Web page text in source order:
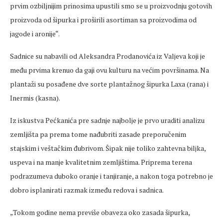
prvim ozbiljnijim prinosima upustili smo se u proizvodnju gotovih
proizvoda od šipurka i proširili asortiman sa proizvodima od
jagode iaronije“.
Sadnice su nabavili od Aleksandra Prodanovića iz Valjeva koji je
među prvima krenuo da gaji ovu kulturu na većim površinama. Na
plantaži su posađene dve sorte plantažnog šipurkaLaxa(rana) i
Inermis (kasna).
Iz iskustvaPećkanića pre sadnje najbolje je prvo uraditi analizu
zemljišta pa prema tome nađubriti zasade preporučenim
stajskim iveštačkimđubrivom. Šipak nije toliko zahtevnabiljka,
uspevai na manje kvalitetnim zemljištima. Priprema terena
podrazumevaduboko oranje itanjiranje, a nakon toga potrebno je
dobro isplanirati razmak između redova i sadnica.
„Tokom godine nema previše obaveza oko zasada šipurka,